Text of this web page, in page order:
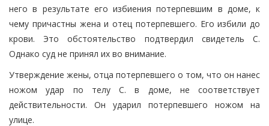
него в результате его избиения потерпевшим в доме, к
чему причастны жена и отец потерпевшего. Его избили до
крови. Это обстоятельство подтвердил свидетель С.
Однако суд не принял их во внимание.
Утверждение жены, отца потерпевшего о том, что он нанес
ножом удар по телу С. в доме, не соответствует
действительности. Он ударил потерпевшего ножом на
улице.